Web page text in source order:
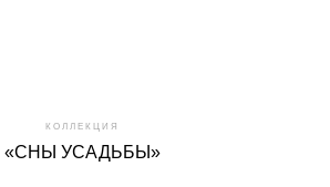
«СНЫ УСАДЬБЫ»
КОЛЛЕКЦИЯ